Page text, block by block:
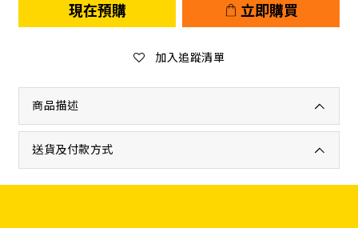
現在預購 立即購買
加入追蹤清單
商品描述
送貨及付款方式